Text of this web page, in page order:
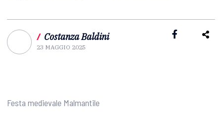
/ Costanza Baldini
23 MAGGIO 2025
Festa medievale Malmantile